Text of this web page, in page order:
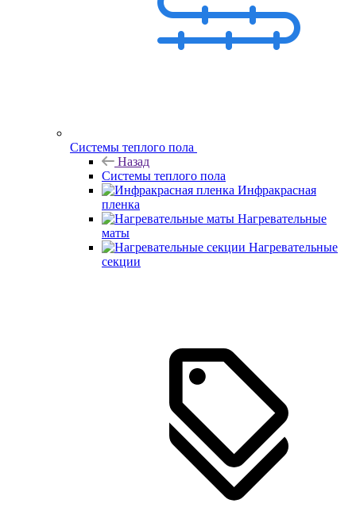
Системы теплого пола
Назад
Системы теплого пола
Инфракрасная
пленка
Нагревательные
маты
Нагревательные
секции